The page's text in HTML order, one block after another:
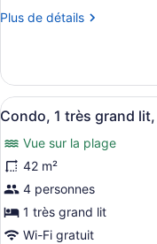
chambre :
View
Plus de détails
Plus
Studio
Nature
View
Afficher
toutes
les
photos
pour
ce
type
11
Condo, 1 très grand
Vue sur la plage
42 m²
4 personnes
1 très grand lit
Wi-Fi gratuit